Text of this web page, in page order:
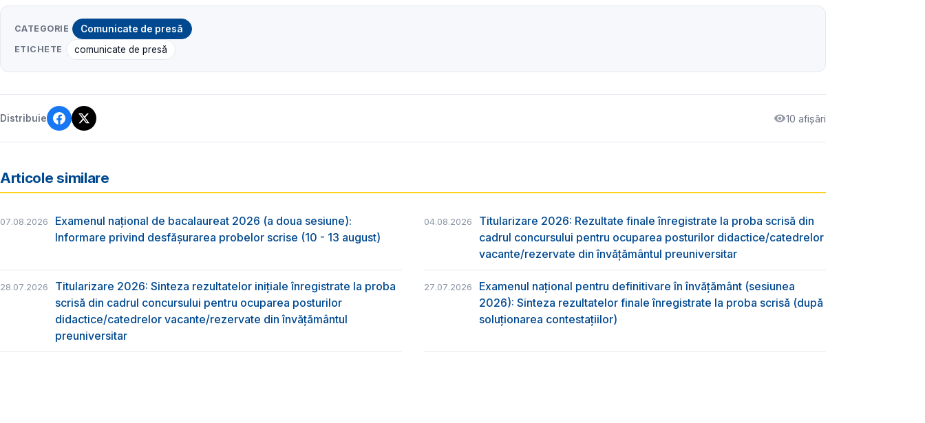
CATEGORIE Comunicate de presă
ETICHETE comunicate de presă
Distribuie 10 afișări
Articole similare
07.08.2026
Examenul național de bacalaureat 2026 (a doua sesiune):
Informare privind desfășurarea probelor scrise (10 - 13 august)
04.08.2026
Titularizare 2026: Rezultate finale înregistrate la proba scrisă din
cadrul concursului pentru ocuparea posturilor didactice/catedrelor
vacante/rezervate din învăţământul preuniversitar
28.07.2026
Titularizare 2026: Sinteza rezultatelor inițiale înregistrate la proba
scrisă din cadrul concursului pentru ocuparea posturilor
didactice/catedrelor vacante/rezervate din învăţământul
preuniversitar
27.07.2026
Examenul național pentru definitivare în învățământ (sesiunea
2026): Sinteza rezultatelor finale înregistrate la proba scrisă (după
soluționarea contestațiilor)